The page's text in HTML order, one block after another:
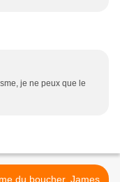
je ne peux que le
du boucher, James